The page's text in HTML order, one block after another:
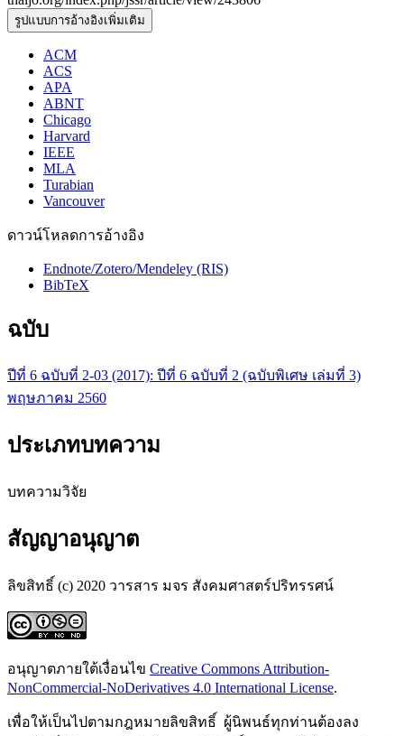
รูปแบบการอ้างอิงเพิ่มเติม
ACM
ACS
APA
ABNT
Chicago
Harvard
IEEE
MLA
Turabian
Vancouver
ดาวน์โหลดการอ้างอิง
Endnote/Zotero/Mendeley (RIS)
BibTeX
ฉบับ
ปีที่ 6 ฉบับที่ 2-03 (2017): ปีที่ 6 ฉบับที่ 2 (ฉบับพิเศษ เล่มที่ 3)
พฤษภาคม 2560
ประเภทบทความ
บทความวิจัย
สัญญาอนุญาต
ลิขสิทธิ์ (c) 2020 วารสาร มจร สังคมศาสตร์ปริทรรศน์
อนุญาตภายใต้เงื่อนไข Creative Commons Attribution-
NonCommercial-NoDerivatives 4.0 International License.
เพื่อให้เป็นไปตามกฎหมายลิขสิทธิ์ ผู้นิพนธ์ทุกท่านต้องลง